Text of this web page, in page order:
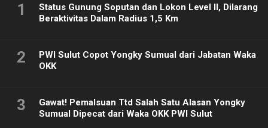
1
Status Gunung Soputan dan Lokon Level II, Dilarang
Beraktivitas Dalam Radius 1,5 Km
2
PWI Sulut Copot Yongky Sumual dari Jabatan Waka
OKK
3
Gawat! Pemalsuan Ttd Salah Satu Alasan Yongky
Sumual Dipecat dari Waka OKK PWI Sulut